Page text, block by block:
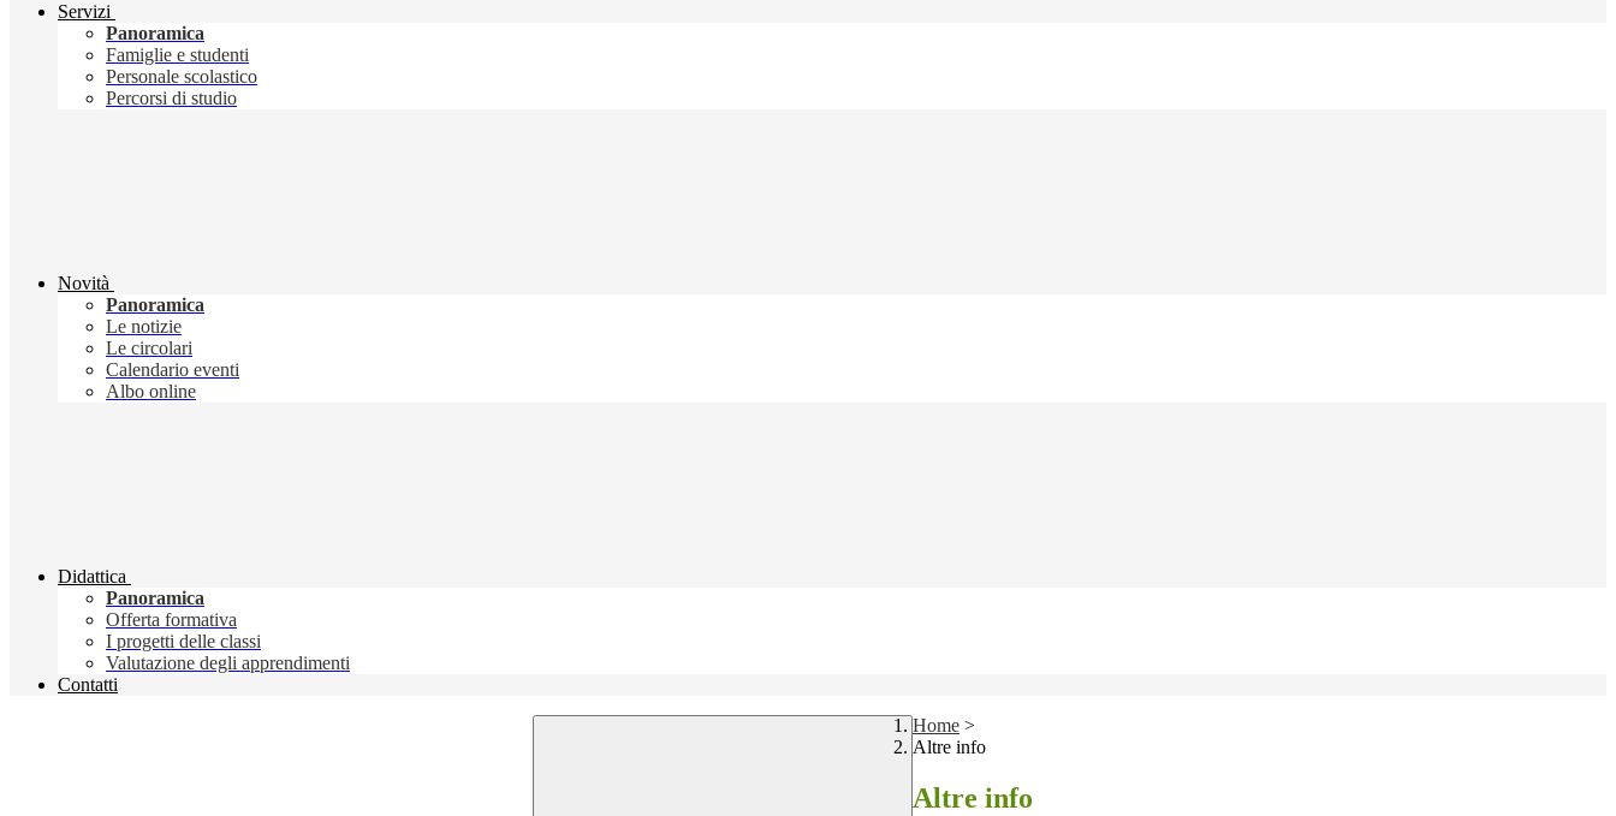
Servizi
Panoramica
Famiglie e studenti
Personale scolastico
Percorsi di studio
Novità
Panoramica
Le notizie
Le circolari
Calendario eventi
Albo online
Didattica
Panoramica
Offerta formativa
I progetti delle classi
Valutazione degli apprendimenti
Contatti
Home >
Altre info
Altre info